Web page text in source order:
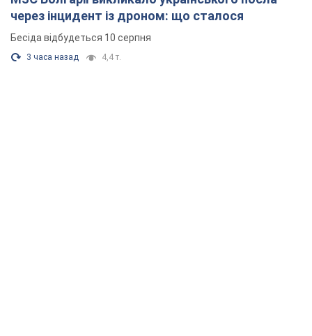
через інцидент із дроном: що сталося
Бесіда відбудеться 10 серпня
3 часа назад 4,4 т.